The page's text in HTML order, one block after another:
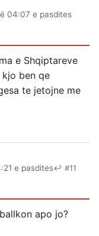
04:07 e pasdites
e Shqiptareve
ben qe
te jetojne me
e pasdites↩ #11
apo jo?